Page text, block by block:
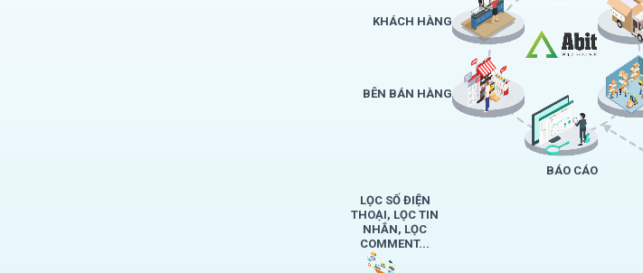
BÁO CÁO
BÊN BÁN HÀNG
KHÁCH HÀNG
LỌC SỐ ĐIỆN
THOẠI, LỌC TIN
NHẮN, LỌC
COMMENT...